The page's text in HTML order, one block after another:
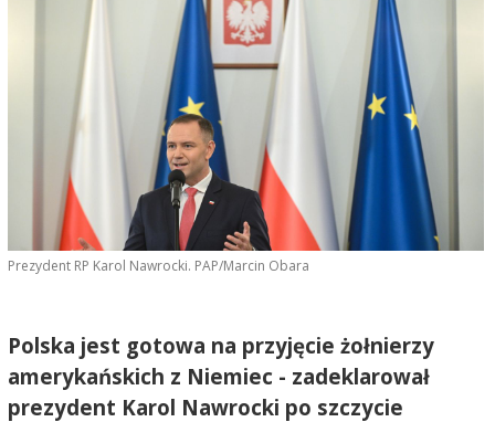
Prezydent RP Karol Nawrocki. PAP/Marcin Obara
Polska jest gotowa na przyjęcie żołnierzy
amerykańskich z Niemiec - zadeklarował
prezydent Karol Nawrocki po szczycie